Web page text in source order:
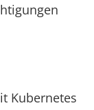
Kubernetes